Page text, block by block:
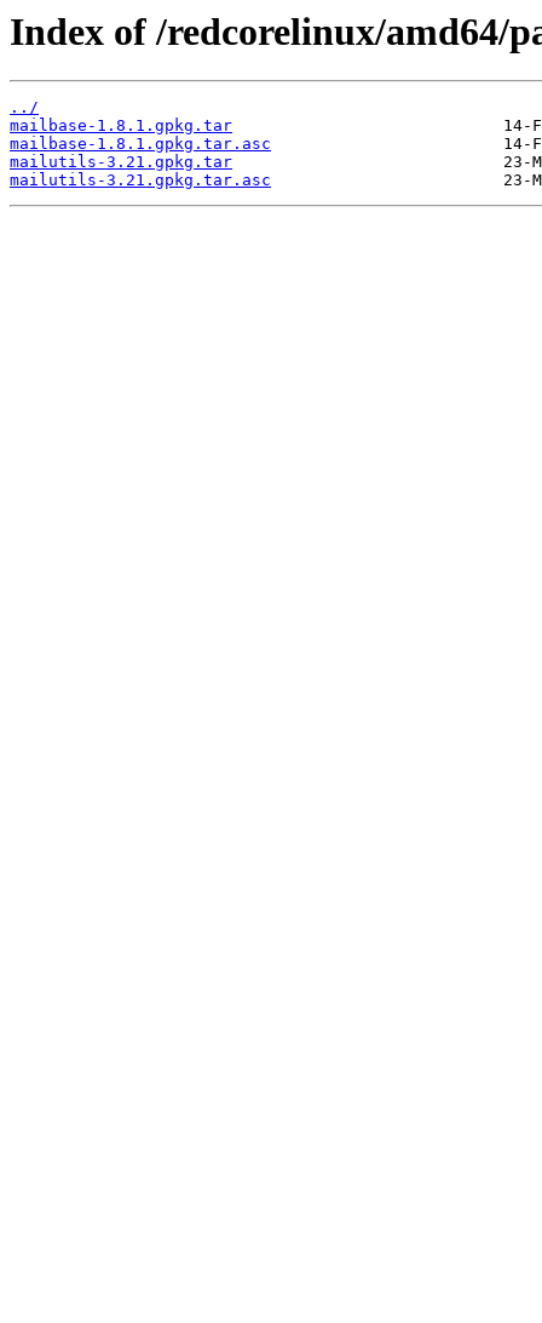
Index of /redcorelinux/amd64/
../
mailbase-1.8.1.gpkg.tar
mailbase-1.8.1.gpkg.tar.asc
mailutils-3.21.gpkg.tar
mailutils-3.21.gpkg.tar.asc